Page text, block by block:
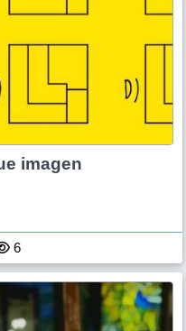
imagen
6